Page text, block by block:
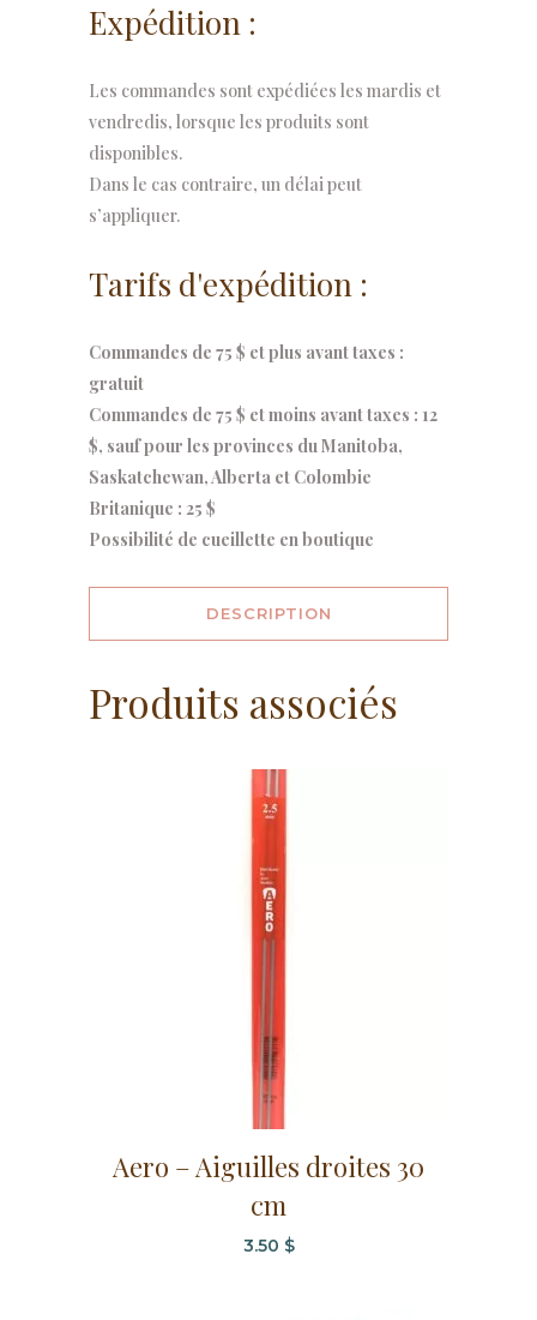
Expédition :
Les commandes sont expédiées les mardis et
vendredis, lorsque les produits sont
disponibles.
Dans le cas contraire, un délai peut
s’appliquer.
Tarifs d'expédition :
Commandes de 75 $ et plus avant taxes :
gratuit
Commandes de 75 $ et moins avant taxes : 12
$, sauf pour les provinces du Manitoba,
Saskatchewan, Alberta et Colombie
Britanique : 25 $
Possibilité de cueillette en boutique
DESCRIPTION
Produits associés
produit
Aero – Aiguilles droites 30
cm
3.50 $